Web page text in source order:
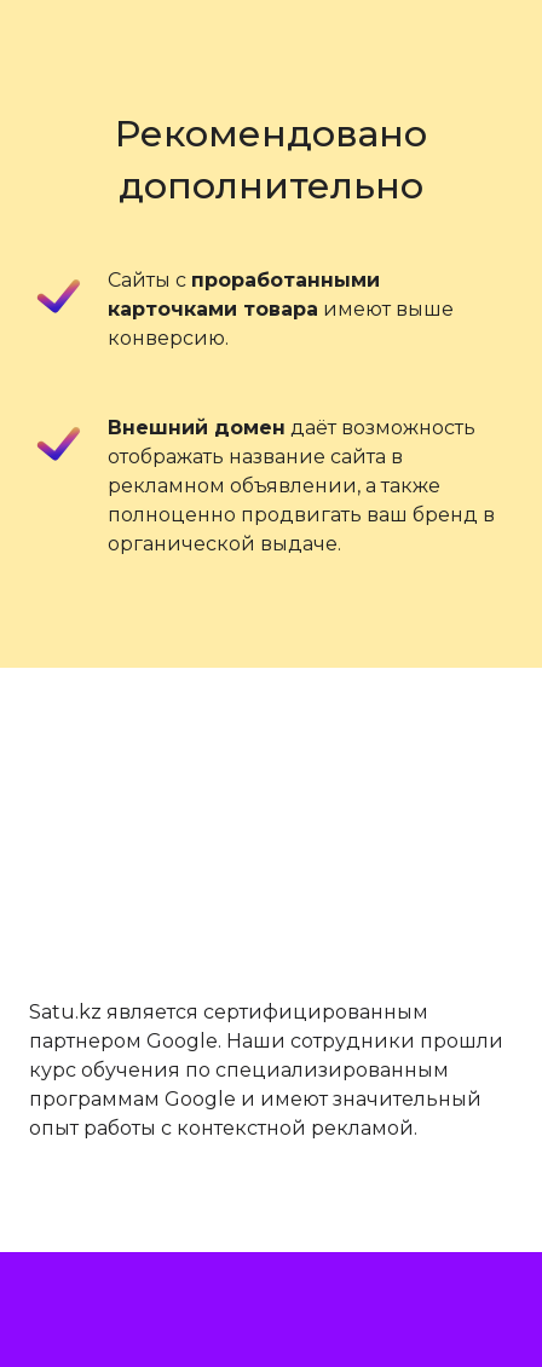
Рекомендовано
дополнительно
Сайты с проработанными
карточками товара имеют выше
конверсию.
Внешний домен даёт возможность
отображать название сайта в
рекламном объявлении, а также
полноценно продвигать ваш бренд в
органической выдаче.
Satu.kz является сертифицированным
партнером Google. Наши сотрудники прошли
курс обучения по специализированным
программам Google и имеют значительный
опыт работы с контекстной рекламой.